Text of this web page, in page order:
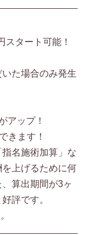
タート可能！
た場合のみ発生
アップ！
きます！
指名施術加算」な
上げるために何
算出期間が3ヶ
評です。